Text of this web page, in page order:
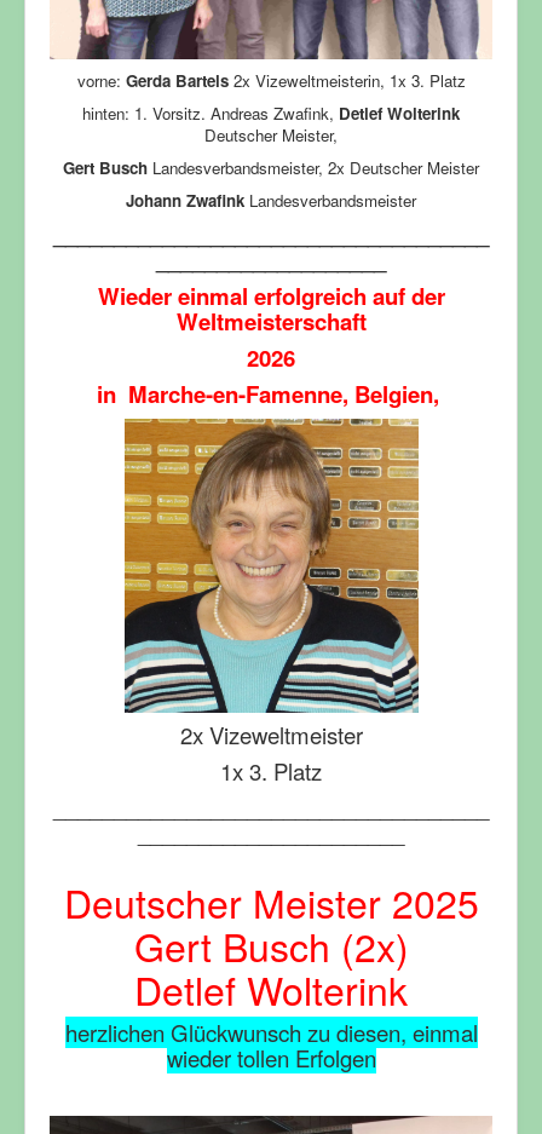
vorne: Gerda Bartels2x Vizeweltmeisterin, 1x 3. Platz
hinten: 1. Vorsitz. Andreas Zwafink, Detlef Wolterink
Deutscher Meister,
Gert Busch Landesverbandsmeister, 2x Deutscher Meister
Johann Zwafink Landesverbandsmeister
___________________
Wieder einmal erfolgreich auf der
Weltmeisterschaft
2026
in Marche-en-Famenne, Belgien,
2x Vizeweltmeister
1x 3. Platz
Deutscher Meister 2025
Gert Busch (2x)
Detlef Wolterink
herzlichen Glückwunsch zu diesen, einmal
wieder tollen Erfolgen